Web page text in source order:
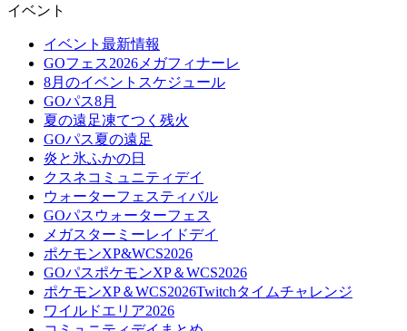
イベント
イベント最新情報
GOフェス2026メガフィナーレ
8月のイベントスケジュール
GOパス8月
夏の遠足凍てつく残火
GOパス夏の遠足
炎と氷ふかの日
クスネコミュニティデイ
ウォーターフェスティバル
GOパスウォーターフェス
メガスターミーレイドデイ
ポケモンXP&WCS2026
GOパスポケモンXP＆WCS2026
ポケモンXP＆WCS2026Twitchタイムチャレンジ
ワイルドエリア2026